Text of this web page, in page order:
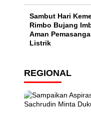
Sambut Hari
Rimbo Bujang
Aman
Listrik​
REGIONAL